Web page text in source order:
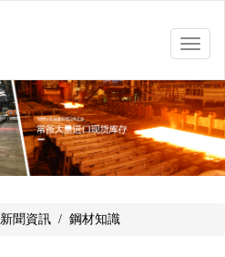
Toggle
新聞資訊 / 鋼材知識